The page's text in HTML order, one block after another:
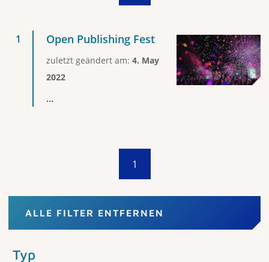
Open Publishing Fest
zuletzt geändert am: 4. May
2022
...
1
ALLE FILTER ENTFERNEN
Typ